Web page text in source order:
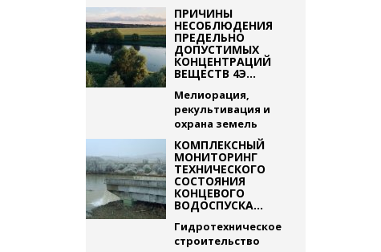
ПРИЧИНЫ
НЕСОБЛЮДЕНИЯ
ПРЕДЕЛЬНО
ДОПУСТИМЫХ
КОНЦЕНТРАЦИЙ
ВЕЩЕСТВ 4Э...
Мелиорация,
рекультивация и
охрана земель
КОМПЛЕКСНЫЙ
МОНИТОРИНГ
ТЕХНИЧЕСКОГО
СОСТОЯНИЯ
КОНЦЕВОГО
ВОДОСПУСКА...
Гидротехническое
строительство